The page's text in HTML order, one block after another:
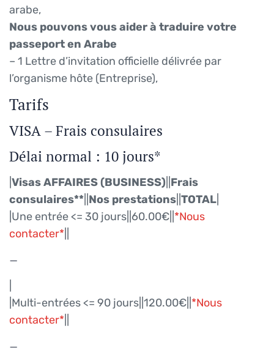
arabe,
Nous pouvons vous aider à traduire votre
passeport en Arabe
– 1 Lettre d’invitation officielle délivrée par
l’organisme hôte (Entreprise),
Tarifs
VISA – Frais consulaires
Délai normal : 10 jours*
Visas AFFAIRES (BUSINESS) Frais
consulaires** Nos prestations TOTAL
|Une entrée <= 30 jours||60.00€|| *Nous
contacter*
–
|Multi-entrées <= 90 jours||120.00€|| *Nous
contacter*
–